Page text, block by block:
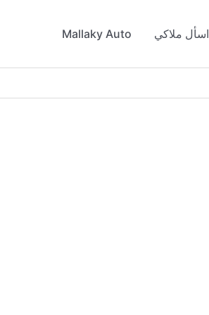
اسأل ملاكي Mallaky Auto